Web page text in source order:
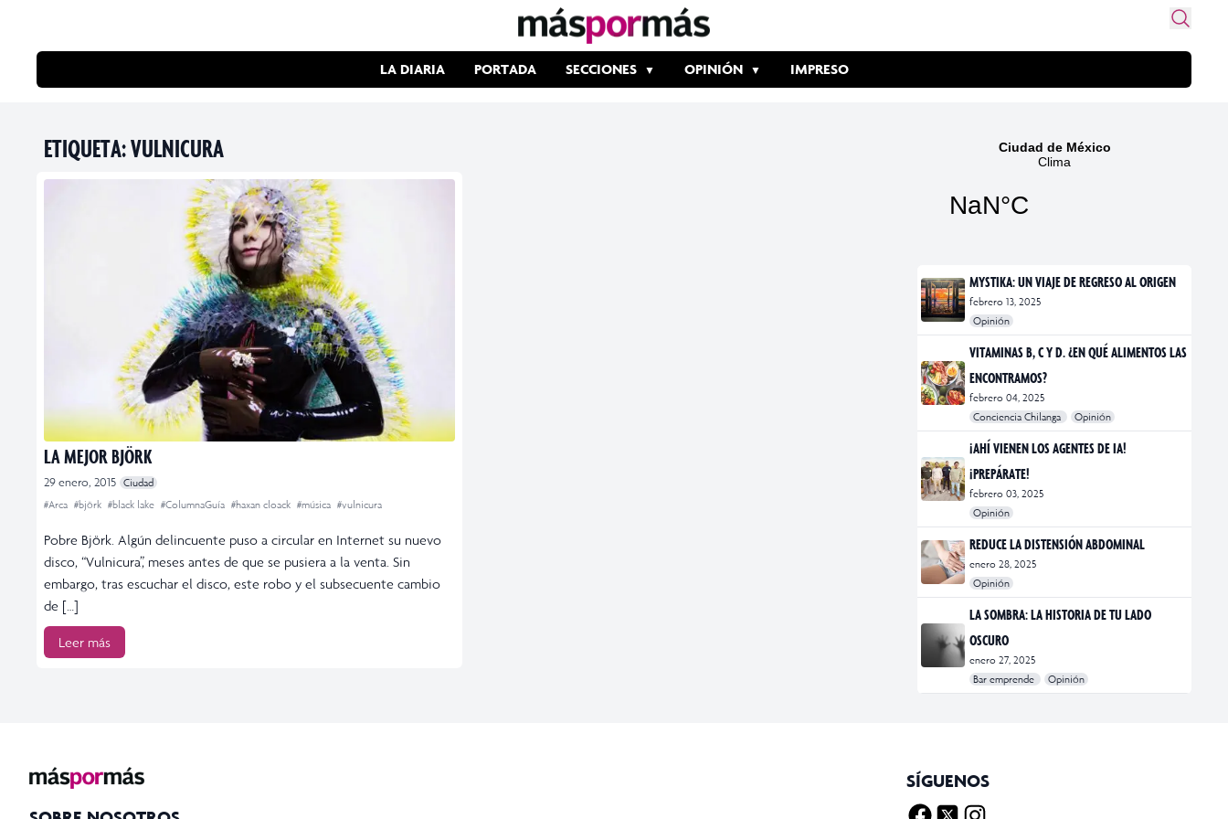
LA DIARIA PORTADA SECCIONES OPINIÓN IMPRESO
ETIQUETA:VULNICURA
LA MEJOR BJÖRK
29 enero, 2015 Ciudad
#Arca #björk #black lake #ColumnaGuía #haxan cloack #música #vulnicura
Pobre Björk. Algún delincuente puso a circular en Internet su nuevo
disco, “Vulnicura”, meses antes de que se pusiera a la venta. Sin
embargo, tras escuchar el disco, este robo y el subsecuente cambio
de […]
Leer más
MYSTIKA: UN VIAJE DE REGRESO AL ORIGEN
febrero 13, 2025
Opinión
#exposiciones
#fotografía
VITAMINAS B, C Y D. ¿EN QUÉ ALIMENTOS LAS
ENCONTRAMOS?
febrero 04, 2025
Conciencia Chilanga
Opinión
#bienestar
#Opinión
#Principal
¡AHÍ VIENEN LOS AGENTES DE IA!
¡PREPÁRATE!
febrero 03, 2025
Opinión
#Bar Emprende
#Opinión
#Principal
REDUCE LA DISTENSIÓN ABDOMINAL
enero 28, 2025
Opinión
#bienestar
#Opinión
#Principal
#Salud
LA SOMBRA: LA HISTORIA DE TU LADO
OSCURO
enero 27, 2025
Bar emprende
Opinión
#Bar Emprende
#CDMX
#marketing
SÍGUENOS